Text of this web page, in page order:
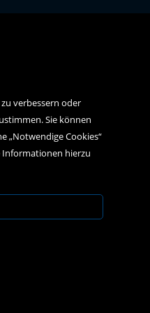
verbessern oder
Sie können
„Notwendige Cookies“
Informationen hierzu